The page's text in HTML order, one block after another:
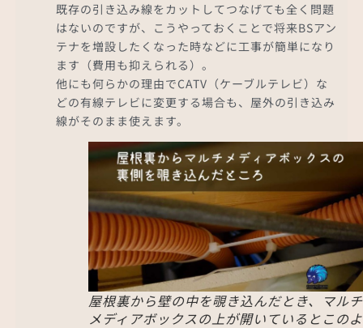
既存の引き込み線をカットしてつなげても全く問題
はないのですが、こうやっておくことで将来BSアン
テナを増設したくなった時などに工事が簡単になり
ます（費用も抑えられる）。
他にも何らかの理由でCATV（ケーブルテレビ）な
どの有線テレビに変更する場合も、屋外の引き込み
線がそのまま使えます。
屋根裏から壁の中を覗き込んだとき、マルチ
メディアボックスの上が開いているとこのよ